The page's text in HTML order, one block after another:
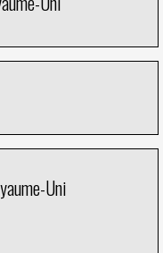
Uni